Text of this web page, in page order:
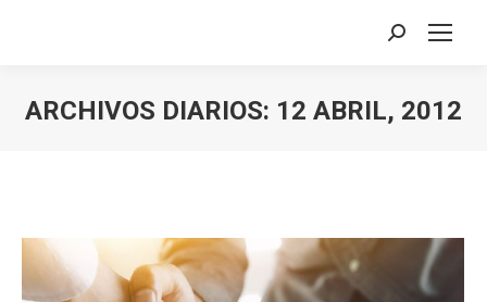
Buscar:
ARCHIVOS DIARIOS: 12 ABRIL, 2012